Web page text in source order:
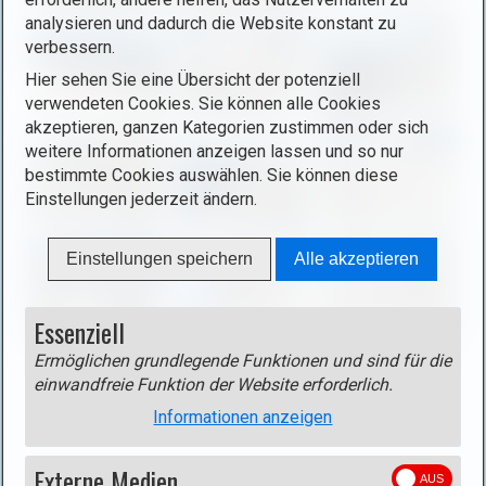
i
h
t
b
o
x
)
.
e
n
m
a
g
e
i
l
i
b
x
)
Zurück
analysieren und dadurch die Website konstant zu
verbessern.
Hier sehen Sie eine Übersicht der potenziell
verwendeten Cookies. Sie können alle Cookies
akzeptieren, ganzen Kategorien zustimmen oder sich
weitere Informationen anzeigen lassen und so nur
bestimmte Cookies auswählen. Sie können diese
Einstellungen jederzeit ändern.
Einstellungen speichern Alle akzeptieren
Essenziell
Ermöglichen grundlegende Funktionen und sind für die
einwandfreie Funktion der Website erforderlich.
Informationen anzeigen